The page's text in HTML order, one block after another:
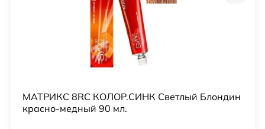
МАТРИКС 8RC КОЛОР.СИНК Светлый Блондин
красно-медный 90 мл.